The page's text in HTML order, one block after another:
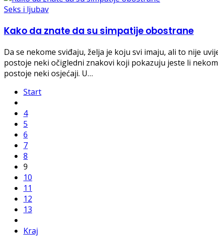
Seks i ljubav
Kako da znate da su simpatije obostrane
Da se nekome sviđaju, želja je koju svi imaju, ali to nije
postoje neki očigledni znakovi koji pokazuju jeste li
postoje neki osjećaji. U…
Start
4
5
6
7
8
9
10
11
12
13
Kraj